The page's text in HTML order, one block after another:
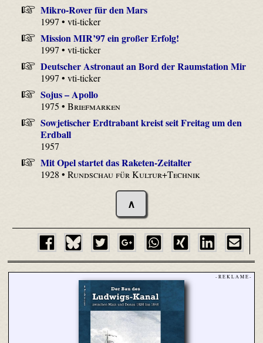
Mikro-Rover für den Mars
1997 • vti-ticker
Mission MIR’97 ein großer Erfolg!
1997 • vti-ticker
Deutscher Astronaut an Bord der Raumstation Mir
1997 • vti-ticker
Sojus – Apollo
1975 •Briefmarken
Sowjetischer Erdtrabant kreist seit Freitag um den
Erdball
1957
Mit Opel startet das Raketen-Zeitalter
1928 •Rundschau für Kultur+Technik
∧
- R E K L A M E -